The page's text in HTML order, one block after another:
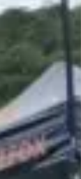
a
podem se
única e